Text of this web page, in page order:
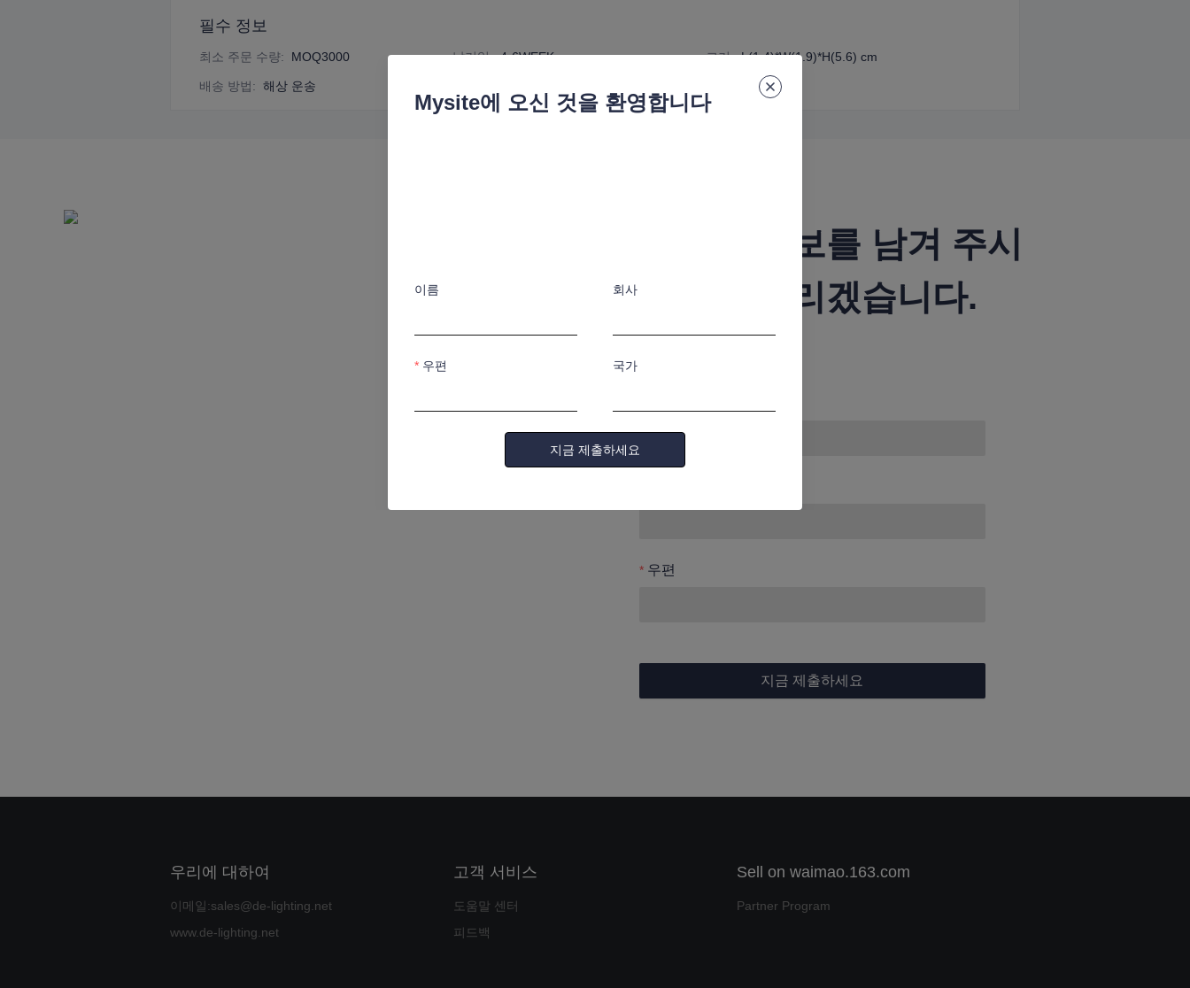
필수 정보
최소 주문 수량: MOQ3000 납기일: 4-6WEEK 크기: L(1.4)*W(1.9)*H(5.6) cm
배송 방법: 해상 운송
귀하의 정보를 남겨 주시
면 연락드리겠습니다.
우편
지금 제출하세요
우리에 대하여
이메일:sales@de-lighting.net
www.de-lighting.net
고객 서비스
도움말 센터
피드백
Sell on waimao.163.com
Partner Program
Mysite에 오신 것을 환영합니다
이름 회사
우편 국가
지금 제출하세요